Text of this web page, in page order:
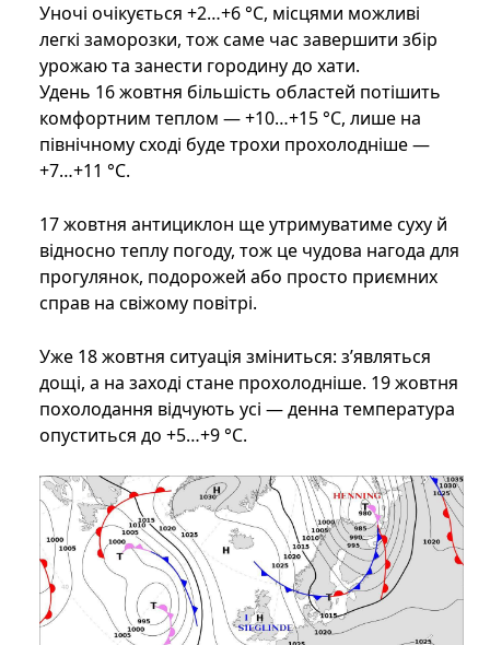
Уночі очікується +2…+6 °C, місцями можливі
легкі заморозки, тож саме час завершити збір
урожаю та занести городину до хати.
Удень 16 жовтня більшість областей потішить
комфортним теплом — +10…+15 °C, лише на
північному сході буде трохи прохолодніше —
+7…+11 °C.
17 жовтня антициклон ще утримуватиме суху й
відносно теплу погоду, тож це чудова нагода для
прогулянок, подорожей або просто приємних
справ на свіжому повітрі.
Уже 18 жовтня ситуація зміниться: з’являться
дощі, а на заході стане прохолодніше. 19 жовтня
похолодання відчують усі — денна температура
опуститься до +5…+9 °C.